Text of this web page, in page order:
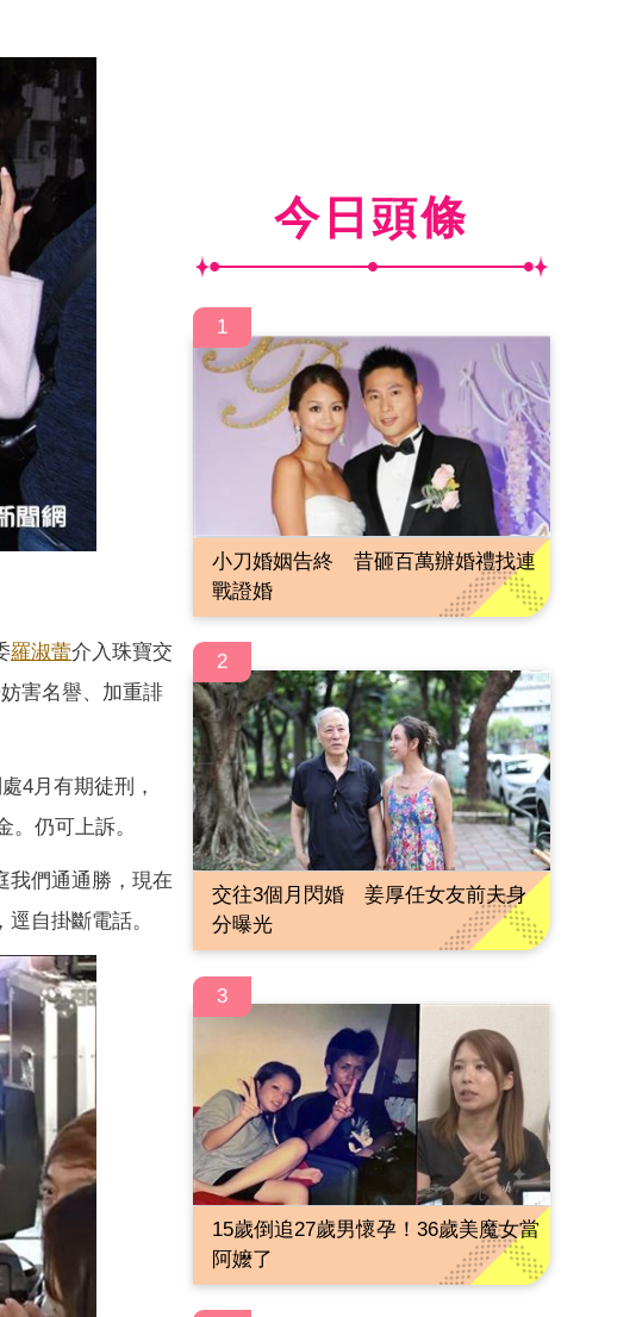
羅淑蕾介入珠寶交
害名譽、加重誹
4月有期徒刑，
仍可上訴。
我們通通勝，現在
自掛斷電話。
今日頭條
1
小刀婚姻告終 昔砸百萬辦婚禮找連
戰證婚
2
交往3個月閃婚 姜厚任女友前夫身
分曝光
3
15歲倒追27歲男懷孕！36歲美魔女當
阿嬤了